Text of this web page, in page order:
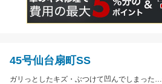
45号仙台扇町SS
ガリっとしたキズ・ぶつけて凹んでしまった